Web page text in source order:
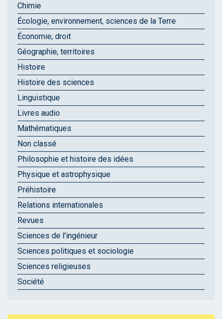
Chimie
Écologie, environnement, sciences de la Terre
Économie, droit
Géographie, territoires
Histoire
Histoire des sciences
Linguistique
Livres audio
Mathématiques
Non classé
Philosophie et histoire des idées
Physique et astrophysique
Préhistoire
Relations internationales
Revues
Sciences de l'ingénieur
Sciences politiques et sociologie
Sciences religieuses
Société